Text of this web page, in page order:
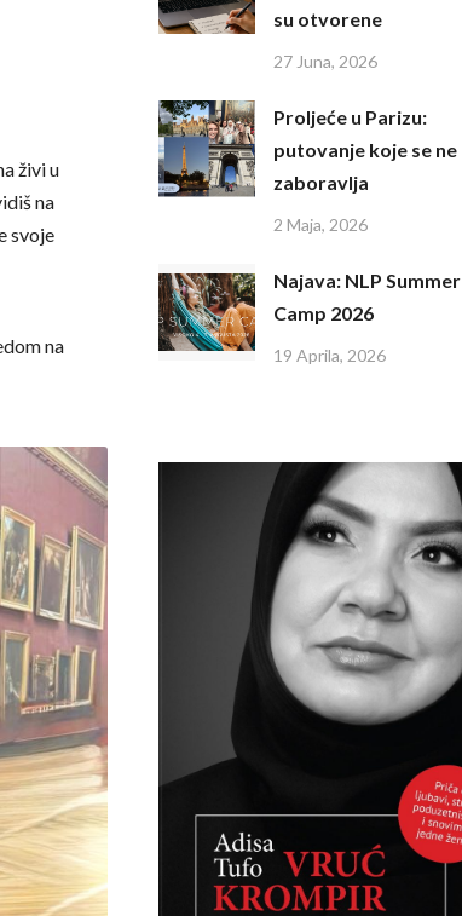
živi u
na
svoje
na
su otvorene
27 Juna, 2026
Proljeće u Parizu:
putovanje koje se ne
zaboravlja
2 Maja, 2026
Najava: NLP Summer
Camp 2026
19 Aprila, 2026